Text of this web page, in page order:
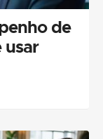
de
usar